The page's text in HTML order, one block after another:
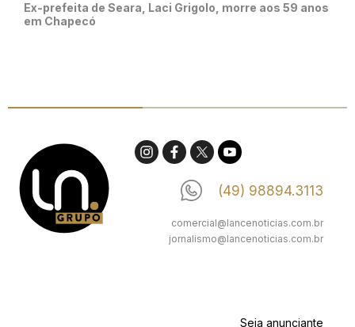
Ex-prefeita de Seara, Laci Grigolo, morre aos 59 anos
em Chapecó
(49) 98894.3113
comercial@lancenoticias.com.br
jornalismo@lancenoticias.com.br
Seja anunciante